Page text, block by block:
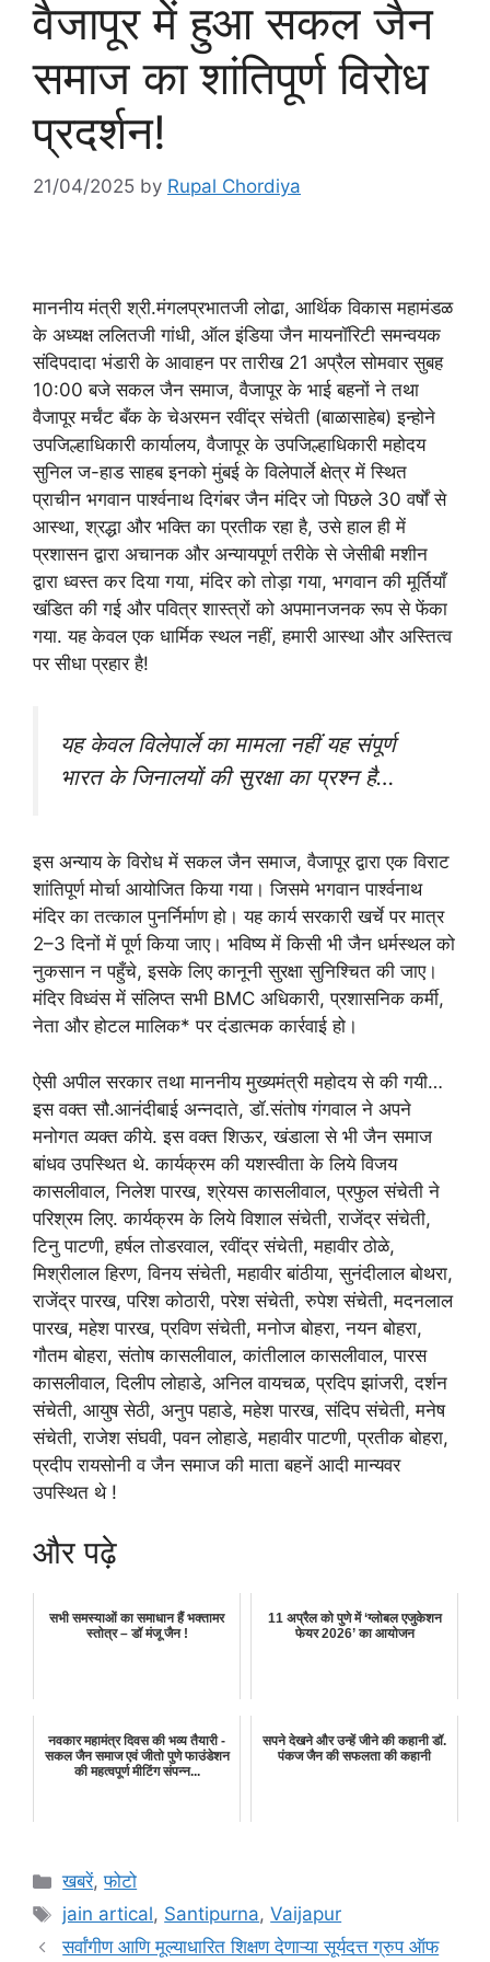
वैजापूर में हुआ सकल जैन
समाज का शांतिपूर्ण विरोध
प्रदर्शन!
21/04/2025 by Rupal Chordiya
माननीय मंत्री श्री.मंगलप्रभातजी लोढा, आर्थिक विकास महामंडळ
के अध्यक्ष ललितजी गांधी, ऑल इंडिया जैन मायनॉरिटी समन्वयक
संदिपदादा भंडारी के आवाहन पर तारीख 21 अप्रैल सोमवार सुबह
10:00 बजे सकल जैन समाज, वैजापूर के भाई बहनों ने तथा
वैजापूर मर्चंट बँक के चेअरमन रवींद्र संचेती (बाळासाहेब) इन्होने
उपजिल्हाधिकारी कार्यालय, वैजापूर के उपजिल्हाधिकारी महोदय
सुनिल ज-हाड साहब इनको मुंबई के विलेपार्ले क्षेत्र में स्थित
प्राचीन भगवान पार्श्वनाथ दिगंबर जैन मंदिर जो पिछले 30 वर्षों से
आस्था, श्रद्धा और भक्ति का प्रतीक रहा है, उसे हाल ही में
प्रशासन द्वारा अचानक और अन्यायपूर्ण तरीके से जेसीबी मशीन
द्वारा ध्वस्त कर दिया गया, मंदिर को तोड़ा गया, भगवान की मूर्तियाँ
खंडित की गई और पवित्र शास्त्रों को अपमानजनक रूप से फेंका
गया. यह केवल एक धार्मिक स्थल नहीं, हमारी आस्था और अस्तित्व
पर सीधा प्रहार है!
यह केवल विलेपार्ले का मामला नहीं यह संपूर्ण
भारत के जिनालयों की सुरक्षा का प्रश्न है…
इस अन्याय के विरोध में सकल जैन समाज, वैजापूर द्वारा एक विराट
शांतिपूर्ण मोर्चा आयोजित किया गया। जिसमे भगवान पार्श्वनाथ
मंदिर का तत्काल पुनर्निर्माण हो। यह कार्य सरकारी खर्चे पर मात्र
2–3 दिनों में पूर्ण किया जाए। भविष्य में किसी भी जैन धर्मस्थल को
नुकसान न पहुँचे, इसके लिए कानूनी सुरक्षा सुनिश्चित की जाए।
मंदिर विध्वंस में संलिप्त सभी BMC अधिकारी, प्रशासनिक कर्मी,
नेता और होटल मालिक* पर दंडात्मक कार्रवाई हो।
ऐसी अपील सरकार तथा माननीय मुख्यमंत्री महोदय से की गयी…
इस वक्त सौ.आनंदीबाई अन्नदाते, डॉ.संतोष गंगवाल ने अपने
मनोगत व्यक्त कीये. इस वक्त शिऊर, खंडाला से भी जैन समाज
बांधव उपस्थित थे. कार्यक्रम की यशस्वीता के लिये विजय
कासलीवाल, निलेश पारख, श्रेयस कासलीवाल, प्रफुल संचेती ने
परिश्रम लिए. कार्यक्रम के लिये विशाल संचेती, राजेंद्र संचेती,
टिनु पाटणी, हर्षल तोडरवाल, रवींद्र संचेती, महावीर ठोळे,
मिश्रीलाल हिरण, विनय संचेती, महावीर बांठीया, सुनंदीलाल बोथरा,
राजेंद्र पारख, परिश कोठारी, परेश संचेती, रुपेश संचेती, मदनलाल
पारख, महेश पारख, प्रविण संचेती, मनोज बोहरा, नयन बोहरा,
गौतम बोहरा, संतोष कासलीवाल, कांतीलाल कासलीवाल, पारस
कासलीवाल, दिलीप लोहाडे, अनिल वायचळ, प्रदिप झांजरी, दर्शन
संचेती, आयुष सेठी, अनुप पहाडे, महेश पारख, संदिप संचेती, मनेष
संचेती, राजेश संघवी, पवन लोहाडे, महावीर पाटणी, प्रतीक बोहरा,
प्रदीप रायसोनी व जैन समाज की माता बहनें आदी मान्यवर
उपस्थित थे !
और पढ़े
सभी समस्याओं का समाधान हैं भक्तामर
स्तोत्र – डॉ मंजू जैन !
11 अप्रैल को पुणे में ‘ग्लोबल एजुकेशन
फेयर 2026’ का आयोजन
नवकार महामंत्र दिवस की भव्य तैयारी -
सकल जैन समाज एवं जीतो पुणे फाउंडेशन
की महत्वपूर्ण मीटिंग संपन्न...
सपने देखने और उन्हें जीने की कहानी डॉ.
पंकज जैन की सफलता की कहानी
Categories
खबरें,फोटो
Tags
jain artical, Santipurna,Vaijapur
सर्वांगीण आणि मूल्याधारित शिक्षण देणाऱ्या सूर्यदत्त ग्रुप ऑफ